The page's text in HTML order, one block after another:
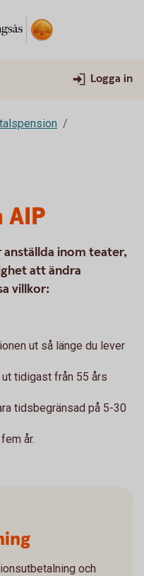
Logga in
inom teater,
att ändra
villkor:
ut så länge du lever
tidigast från 55 års
tidsbegränsad på 5-30
år.
och